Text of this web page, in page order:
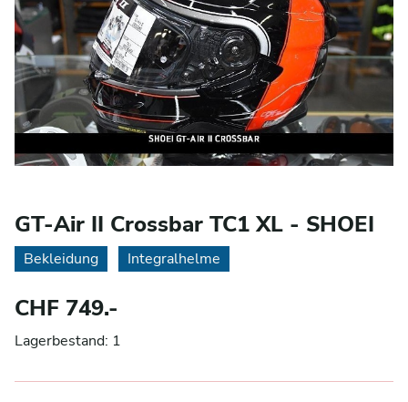
GT-Air II Crossbar TC1 XL - SHOEI
Bekleidung Integralhelme
CHF 749.-
Lagerbestand: 1